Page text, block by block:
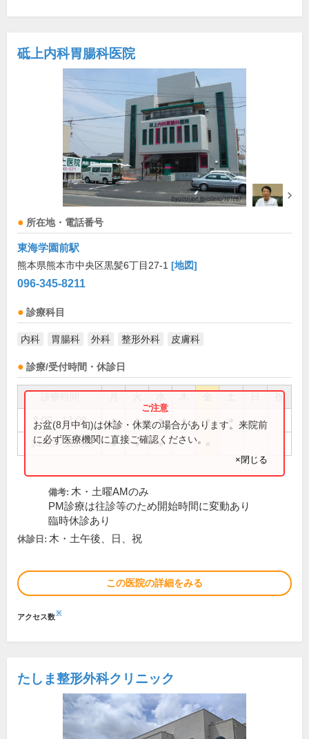
砥上内科胃腸科医院
所在地・電話番号
東海学園前駅
熊本県熊本市中央区黒髪6丁目27-1 [地図]
096-345-8211
診療科目
内科 胃腸科 外科 整形外科 皮膚科
診療/受付時間・休診日
祝
9:00～13:00 ● ● ● ● ●
14:00～18:00 ● ● ●
お盆(8月中旬)は休診・休業の場合があります。来院前
に必ず医療機関に直接ご確認ください。
×閉じる
備考: 木・土曜AMのみ
PM診療は往診等のため開始時間に変動あり
臨時休診あり
休診日: 木・土午後、日、祝
この医院の詳細をみる
アクセス数※
たしま整形外科クリニック